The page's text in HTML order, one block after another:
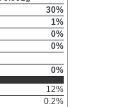
30%
1%
0%
0%
0%
12%
0.2%